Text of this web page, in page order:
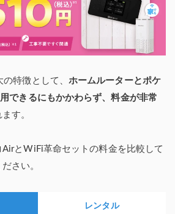
特徴として、 ホームルーターとポケ
できるにもかかわらず、料金が非常
す。
とWiFi革命セットの料金を比較して
さい。
レンタル